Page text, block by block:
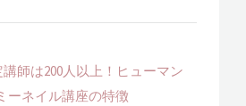
講師は200人以上！ヒューマン
ーネイル講座の特徴